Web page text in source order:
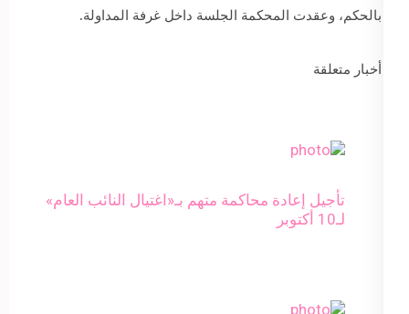
بالحكم، وعقدت المحكمة الجلسة داخل غرفة المداولة.
أخبار متعلقة
تأجيل إعادة محاكمة متهم بـ«اغتيال النائب العام»
لـ10 أكتوبر